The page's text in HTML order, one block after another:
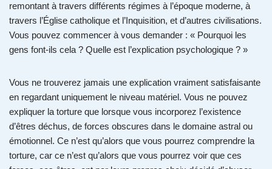
remontant à travers différents régimes à l’époque moderne, à
travers l’Église catholique et l’Inquisition, et d’autres civilisations.
Vous pouvez commencer à vous demander : « Pourquoi les
gens font-ils cela ? Quelle est l’explication psychologique ? »
Vous ne trouverez jamais une explication vraiment satisfaisante
en regardant uniquement le niveau matériel. Vous ne pouvez
expliquer la torture que lorsque vous incorporez l’existence
d’êtres déchus, de forces obscures dans le domaine astral ou
émotionnel. Ce n’est qu’alors que vous pourrez comprendre la
torture, car ce n’est qu’alors que vous pourrez voir que ces